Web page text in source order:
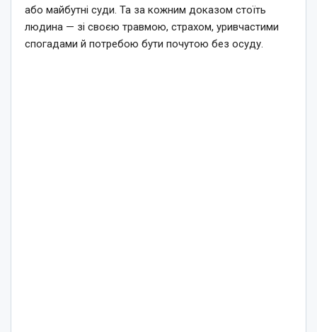
або майбутні суди. Та за кожним доказом стоїть
людина — зі своєю травмою, страхом, уривчастими
спогадами й потребою бути почутою без осуду.